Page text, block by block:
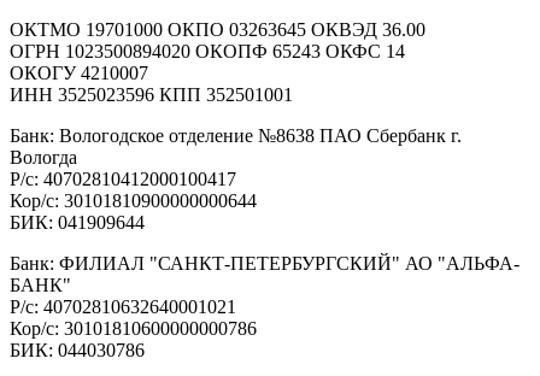
ОКТМО 19701000 ОКПО 03263645 ОКВЭД 36.00
ОГРН 1023500894020 ОКОПФ 65243 ОКФС 14
ОКОГУ 4210007
ИНН 3525023596 КПП 352501001
Банк: Вологодское отделение №8638 ПАО Сбербанк г.
Вологда
Р/с: 40702810412000100417
Кор/с: 30101810900000000644
БИК: 041909644
Банк: ФИЛИАЛ "САНКТ-ПЕТЕРБУРГСКИЙ" АО "АЛЬФА-
БАНК"
Р/с: 40702810632640001021
Кор/с: 30101810600000000786
БИК: 044030786